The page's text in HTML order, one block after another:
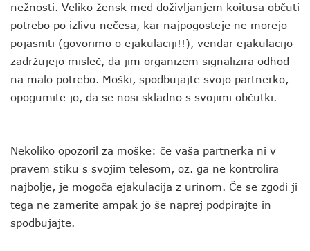
nežnosti. Veliko žensk med doživljanjem koitusa občuti
potrebo po izlivu nečesa, kar najpogosteje ne morejo
pojasniti (govorimo o ejakulaciji!!), vendar ejakulacijo
zadržujejo misleč, da jim organizem signalizira odhod
na malo potrebo. Moški, spodbujajte svojo partnerko,
opogumite jo, da se nosi skladno s svojimi občutki.
Nekoliko opozoril za moške: če vaša partnerka ni v
pravem stiku s svojim telesom, oz. ga ne kontrolira
najbolje, je mogoča ejakulacija z urinom. Če se zgodi ji
tega ne zamerite ampak jo še naprej podpirajte in
spodbujajte.